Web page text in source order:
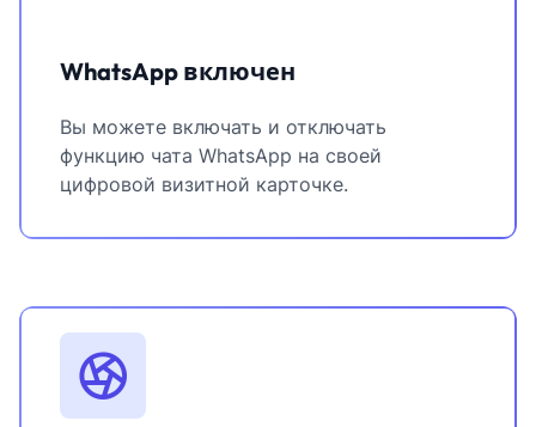
WhatsApp включен
Вы можете включать и отключать
функцию чата WhatsApp на своей
цифровой визитной карточке.